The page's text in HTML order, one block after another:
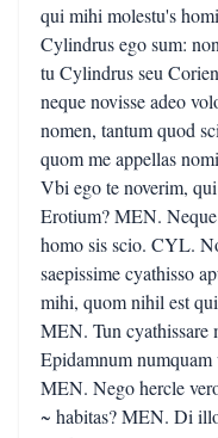
qui mihi molestu's
Cylindrus ego sum:
tu Cylindrus seu
neque novisse adeo
nomen, tantum quod
quom me appellas
Vbi ego te noverim,
Erotium? MEN.
homo sis scio. CYL.
saepissime cyathisso
mihi, quom nihil est
MEN. Tun cyathissare
Epidamnum
MEN. Nego hercle
~ habitas? MEN. Di